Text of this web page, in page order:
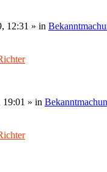
12:31 » in
» in